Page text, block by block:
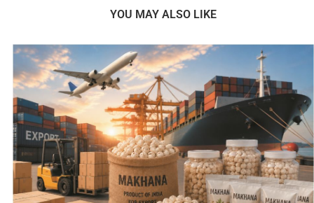
YOU MAY ALSO LIKE